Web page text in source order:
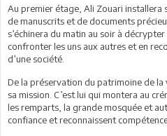
Au premier étage, Ali Zouari installera
de manuscrits et de documents
s’échinera du matin au soir à
confronter les uns aux autres et en
d’une société.
De la préservation du patrimoine de
sa mission. C’est lui qui montera au
les remparts, la grande mosquée et
confiance et reconnaissent